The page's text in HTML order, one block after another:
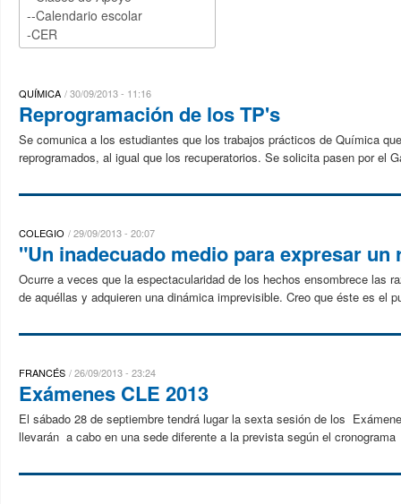
QUÍMICA 30/09/2013 - 11:16
Reprogramación de los TP's
Se comunica a los estudiantes que los trabajos prácticos de Química
reprogramados, al igual que los recuperatorios. Se solicita pasen por el
COLEGIO 29/09/2013 - 20:07
"Un inadecuado medio para expresar un
Ocurre a veces que la espectacularidad de los hechos ensombrece las
de aquéllas y adquieren una dinámica imprevisible. Creo que éste es el
FRANCÉS 26/09/2013 - 23:24
Exámenes CLE 2013
El sábado 28 de septiembre tendrá lugar la sexta sesión de los
llevarán a cabo en una sede diferente a la prevista según el cronograma